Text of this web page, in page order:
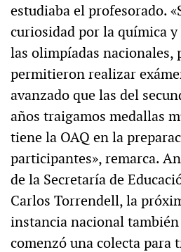
estudiaba el profesorado.
curiosidad por la química
las olimpíadas nacionales,
permitieron realizar
avanzado que las del
años traigamos medallas
tiene la OAQ en la
participantes», remarca.
de la Secretaría de
Carlos Torrendell, la
instancia nacional
comenzó una colecta para